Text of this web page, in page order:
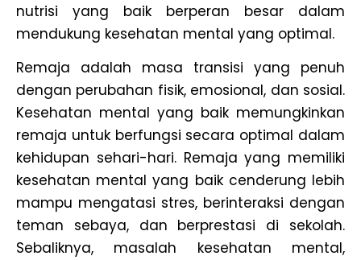
nutrisi yang baik berperan besar dalam
mendukung kesehatan mental yang optimal.
Remaja adalah masa transisi yang penuh
dengan perubahan fisik, emosional, dan sosial.
Kesehatan mental yang baik memungkinkan
remaja untuk berfungsi secara optimal dalam
kehidupan sehari-hari. Remaja yang memiliki
kesehatan mental yang baik cenderung lebih
mampu mengatasi stres, berinteraksi dengan
teman sebaya, dan berprestasi di sekolah.
Sebaliknya, masalah kesehatan mental,